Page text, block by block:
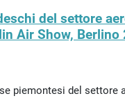
del settore
Air Show, Berlino
piemontesi del settore